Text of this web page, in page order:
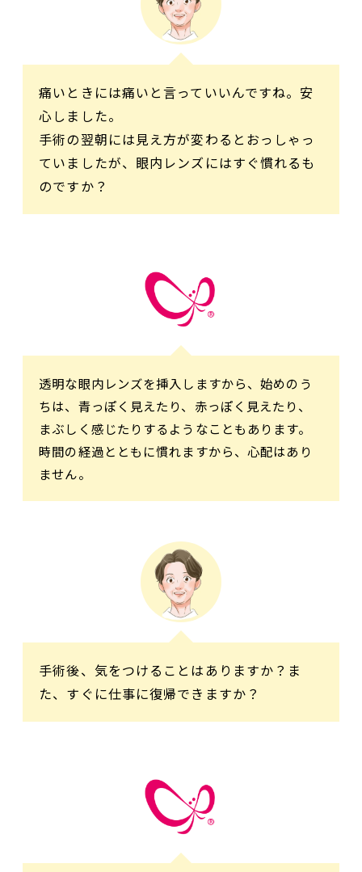
痛いときには痛いと言っていいんですね。安
心しました。
手術の翌朝には見え方が変わるとおっしゃっ
ていましたが、眼内レンズにはすぐ慣れるも
のですか？
透明な眼内レンズを挿入しますから、始めのう
ちは、青っぽく見えたり、赤っぽく見えたり、
まぶしく感じたりするようなこともあります。
時間の経過とともに慣れますから、心配はあり
ません。
手術後、気をつけることはありますか？ま
た、すぐに仕事に復帰できますか？